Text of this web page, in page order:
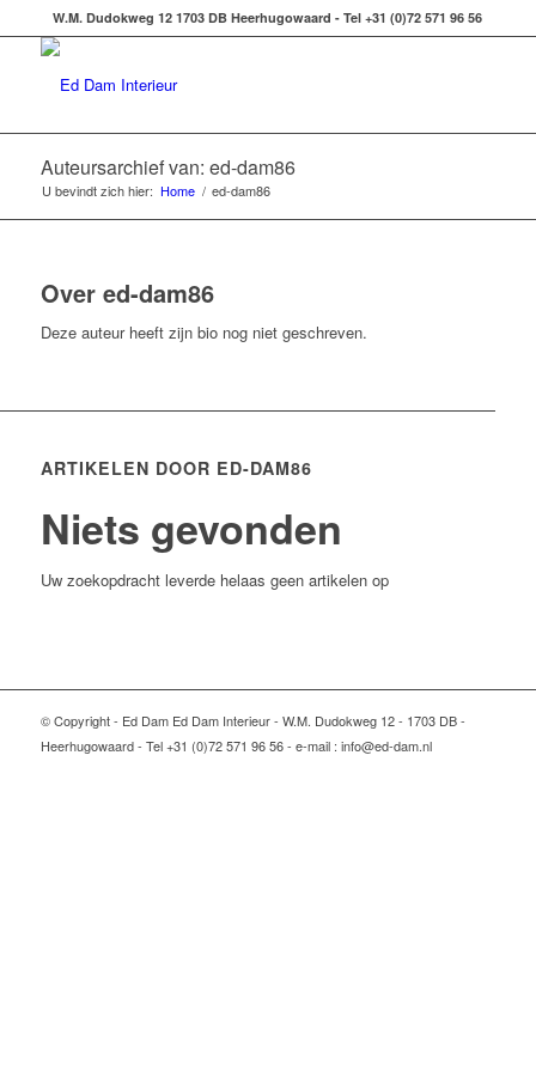
W.M. Dudokweg 12 1703 DB Heerhugowaard - Tel +31 (0)72 571 96 56
Auteursarchief van: ed-dam86
U bevindt zich hier: Home / ed-dam86
Over ed-dam86
Deze auteur heeft zijn bio nog niet geschreven.
ARTIKELEN DOOR ED-DAM86
Niets gevonden
Uw zoekopdracht leverde helaas geen artikelen op
© Copyright - Ed Dam Ed Dam Interieur - W.M. Dudokweg 12 - 1703 DB -
Heerhugowaard - Tel +31 (0)72 571 96 56 - e-mail : info@ed-dam.nl